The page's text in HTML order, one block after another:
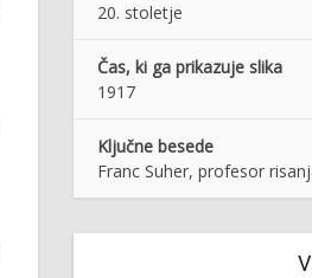
20. stoletje
Čas, ki ga prikazuje slika
1917
Ključne besede
Franc Suher, profesor